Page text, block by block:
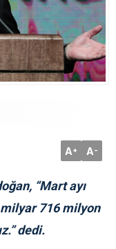
A+ A-
“Mart ayı
716 milyon
dedi.